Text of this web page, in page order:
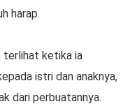
harap.
terlihat ketika ia
istri dan anaknya,
dari perbuatannya.